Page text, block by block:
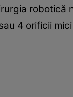
robotică
4 orificii